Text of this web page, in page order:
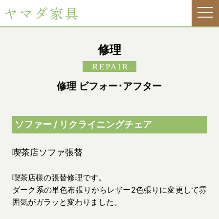
修理
REPAIR
修理 ビフォー･アフター
ソファー / リクライニングチェア
喫茶店ソファ張替
喫茶店様の張替修理です。
ダーク系の単色布張りからレザー2色張りに変更して雰
囲気がガラッと変わりました。